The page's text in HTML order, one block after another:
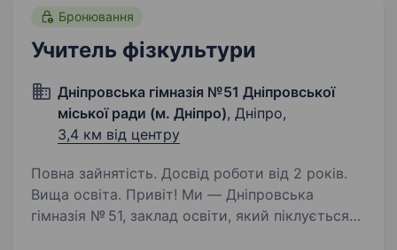
Бронювання
Учитель фізкультури
Дніпровська гімназія №51 Дніпровської
міської ради (м. Дніпро), Дніпро,
3,4 км від центру
Повна зайнятість. Досвід роботи від 2 років.
Вища освіта. Привіт! Ми — Дніпровська
гімназія № 51, заклад освіти, який піклується